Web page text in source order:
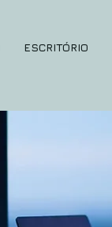
ESCRITÓRIO